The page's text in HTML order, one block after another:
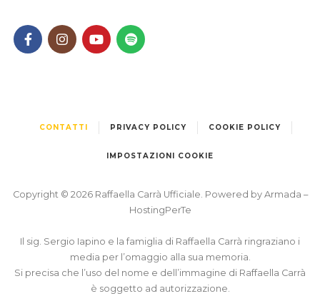
CONTATTI PRIVACY POLICY COOKIE POLICY
IMPOSTAZIONI COOKIE
Copyright © 2026 Raffaella Carrà Ufficiale. Powered by Armada –
HostingPerTe
Il sig. Sergio Iapino e la famiglia di Raffaella Carrà ringraziano i
media per l’omaggio alla sua memoria.
Si precisa che l’uso del nome e dell’immagine di Raffaella Carrà
è soggetto ad autorizzazione.